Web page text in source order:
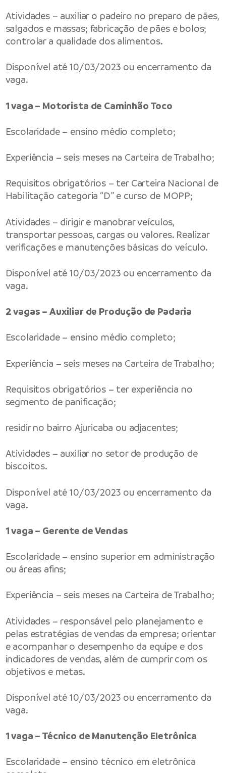
Atividades – auxiliar o padeiro no preparo de pães,
salgados e massas; fabricação de pães e bolos;
controlar a qualidade dos alimentos.
Disponível até 10/03/2023 ou encerramento da
vaga.
1 vaga – Motorista de Caminhão Toco
Escolaridade – ensino médio completo;
Experiência – seis meses na Carteira de Trabalho;
Requisitos obrigatórios – ter Carteira Nacional de
Habilitação categoria “D” e curso de MOPP;
Atividades – dirigir e manobrar veículos,
transportar pessoas, cargas ou valores. Realizar
verificações e manutenções básicas do veículo.
Disponível até 10/03/2023 ou encerramento da
vaga.
2 vagas – Auxiliar de Produção de Padaria
Escolaridade – ensino médio completo;
Experiência – seis meses na Carteira de Trabalho;
Requisitos obrigatórios – ter experiência no
segmento de panificação;
residir no bairro Ajuricaba ou adjacentes;
Atividades – auxiliar no setor de produção de
biscoitos.
Disponível até 10/03/2023 ou encerramento da
vaga.
1 vaga – Gerente de Vendas
Escolaridade – ensino superior em administração
ou áreas afins;
Experiência – seis meses na Carteira de Trabalho;
Atividades – responsável pelo planejamento e
pelas estratégias de vendas da empresa; orientar
e acompanhar o desempenho da equipe e dos
indicadores de vendas, além de cumprir com os
objetivos e metas.
Disponível até 10/03/2023 ou encerramento da
vaga.
1 vaga – Técnico de Manutenção Eletrônica
Escolaridade – ensino técnico em eletrônica